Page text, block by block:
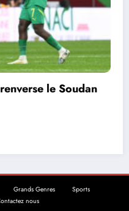
CAN-2025: le Maroc
entrent dans le temps
Contactez nous